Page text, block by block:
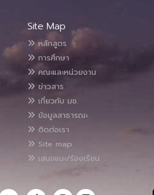
Site Map
หลักสูตร
การศึกษา
คณะและหน่วยงาน
ข่าวสาร
เกี่ยวกับ มช.
ข้อมูลสาธารณะ
ติดต่อเรา
Site map
เสนอแนะ/ร้องเรียน